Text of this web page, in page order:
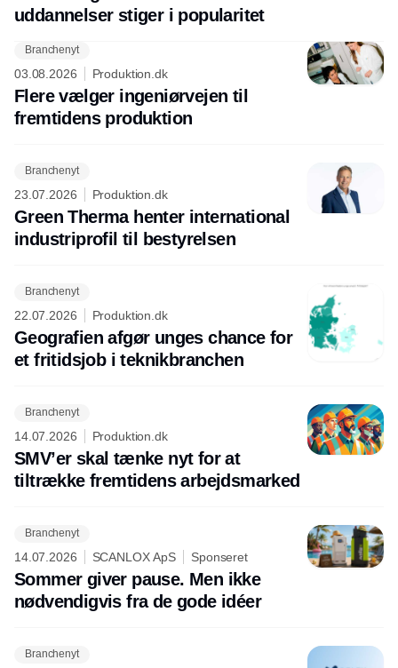
uddannelser stiger i popularitet
Branchenyt
03.08.2026 Produktion.dk
Flere vælger ingeniørvejen til
fremtidens produktion
Branchenyt
23.07.2026 Produktion.dk
Green Therma henter international
industriprofil til bestyrelsen
Branchenyt
22.07.2026 Produktion.dk
Geografien afgør unges chance for
et fritidsjob i teknikbranchen
Branchenyt
14.07.2026 Produktion.dk
SMV’er skal tænke nyt for at
tiltrække fremtidens arbejdsmarked
Branchenyt
14.07.2026 SCANLOX ApS Sponseret
Sommer giver pause. Men ikke
nødvendigvis fra de gode idéer
Branchenyt